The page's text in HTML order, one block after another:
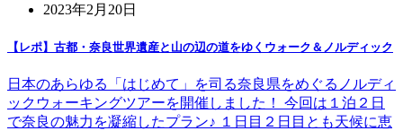
2023年2月20日
【レポ】古都・奈良世界遺産と山の辺の道をゆくウォーク＆ノルディック
日本のあらゆる「はじめて」を司る奈良県をめぐるノルディ
ックウォーキングツアーを開催しました！ 今回は１泊２日
で奈良の魅力を凝縮したプラン♪ １日目２日目とも天候に恵